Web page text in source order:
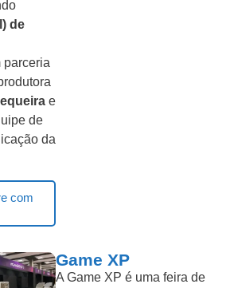
de
parceria
e
de
da
com
Game XP
A Game XP é uma feira de